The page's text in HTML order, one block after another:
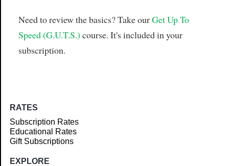
Need to review the basics? Take ourGet Up To
Speed (G.U.T.S.) course. It's included in your
subscription.
RATES
Subscription Rates
Educational Rates
Gift Subscriptions
EXPLORE